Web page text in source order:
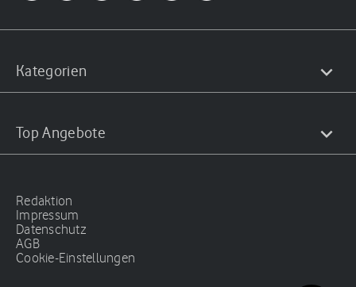
Kategorien
Top Angebote
Redaktion
Impressum
Datenschutz
AGB
Cookie-Einstellungen